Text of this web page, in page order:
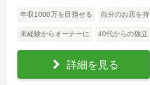
年収1000万を目指せる 自分のお店を持
未経験からオーナーに 40代からの独立
詳細を見る